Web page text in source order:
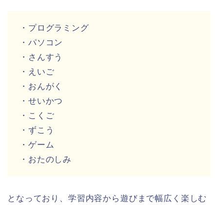
・プログラミング
・パソコン
・さんすう
・えいご
・おんがく
・せいかつ
・こくご
・ずこう
・ゲーム
・おたのしみ
となっており、学習内容から遊びまで幅広く楽しむ